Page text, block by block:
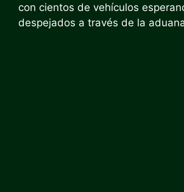
con cientos de vehículos
despejados a través de la